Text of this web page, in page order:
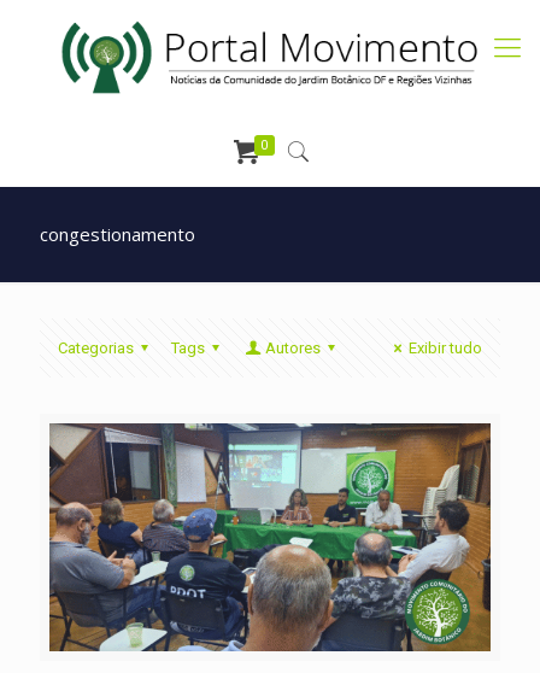
0
congestionamento
Categorias Tags Autores Exibir tudo